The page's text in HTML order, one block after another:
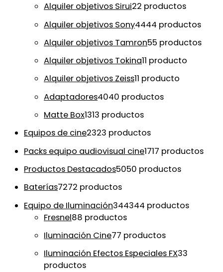
Alquiler objetivos Sirui22 productos
Alquiler objetivos Sony4444 productos
Alquiler objetivos Tamron55 productos
Alquiler objetivos Tokina11 producto
Alquiler objetivos Zeiss11 producto
Adaptadores4040 productos
Matte Box1313 productos
Equipos de cine2323 productos
Packs equipo audiovisual cine1717 productos
Productos Destacados5050 productos
Baterías7272 productos
Equipo de Iluminación344344 productos
Fresnel88 productos
Iluminación Cine77 productos
Iluminación Efectos Especiales FX33
productos